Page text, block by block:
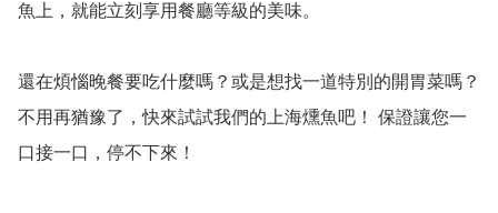
魚上，就能立刻享用餐廳等級的美味。
還在煩惱晚餐要吃什麼嗎？或是想找一道特別的開胃菜嗎？
不用再猶豫了，快來試試我們的上海燻魚吧！ 保證讓您一
口接一口，停不下來！